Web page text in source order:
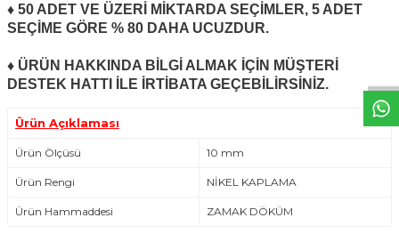
♦ 50 ADET VE ÜZERİ MİKTARDA SEÇİMLER, 5 ADET
SEÇİME GÖRE % 80 DAHA UCUZDUR.
♦ ÜRÜN HAKKINDA BİLGİ ALMAK İÇİN MÜŞTERİ
DESTEK HATTI İLE İRTİBATA GEÇEBİLİRSİNİZ.
Ürün Açıklaması
Ürün Ölçüsü 10 mm
Ürün Rengi NİKEL KAPLAMA
Ürün Hammaddesi ZAMAK DÖKÜM